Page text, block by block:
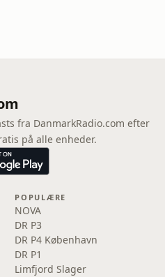
fra DanmarkRadio.com efter
på alle enheder.
POPULÆRE
NOVA
DR P3
DR P4 København
DR P1
Limfjord Slager